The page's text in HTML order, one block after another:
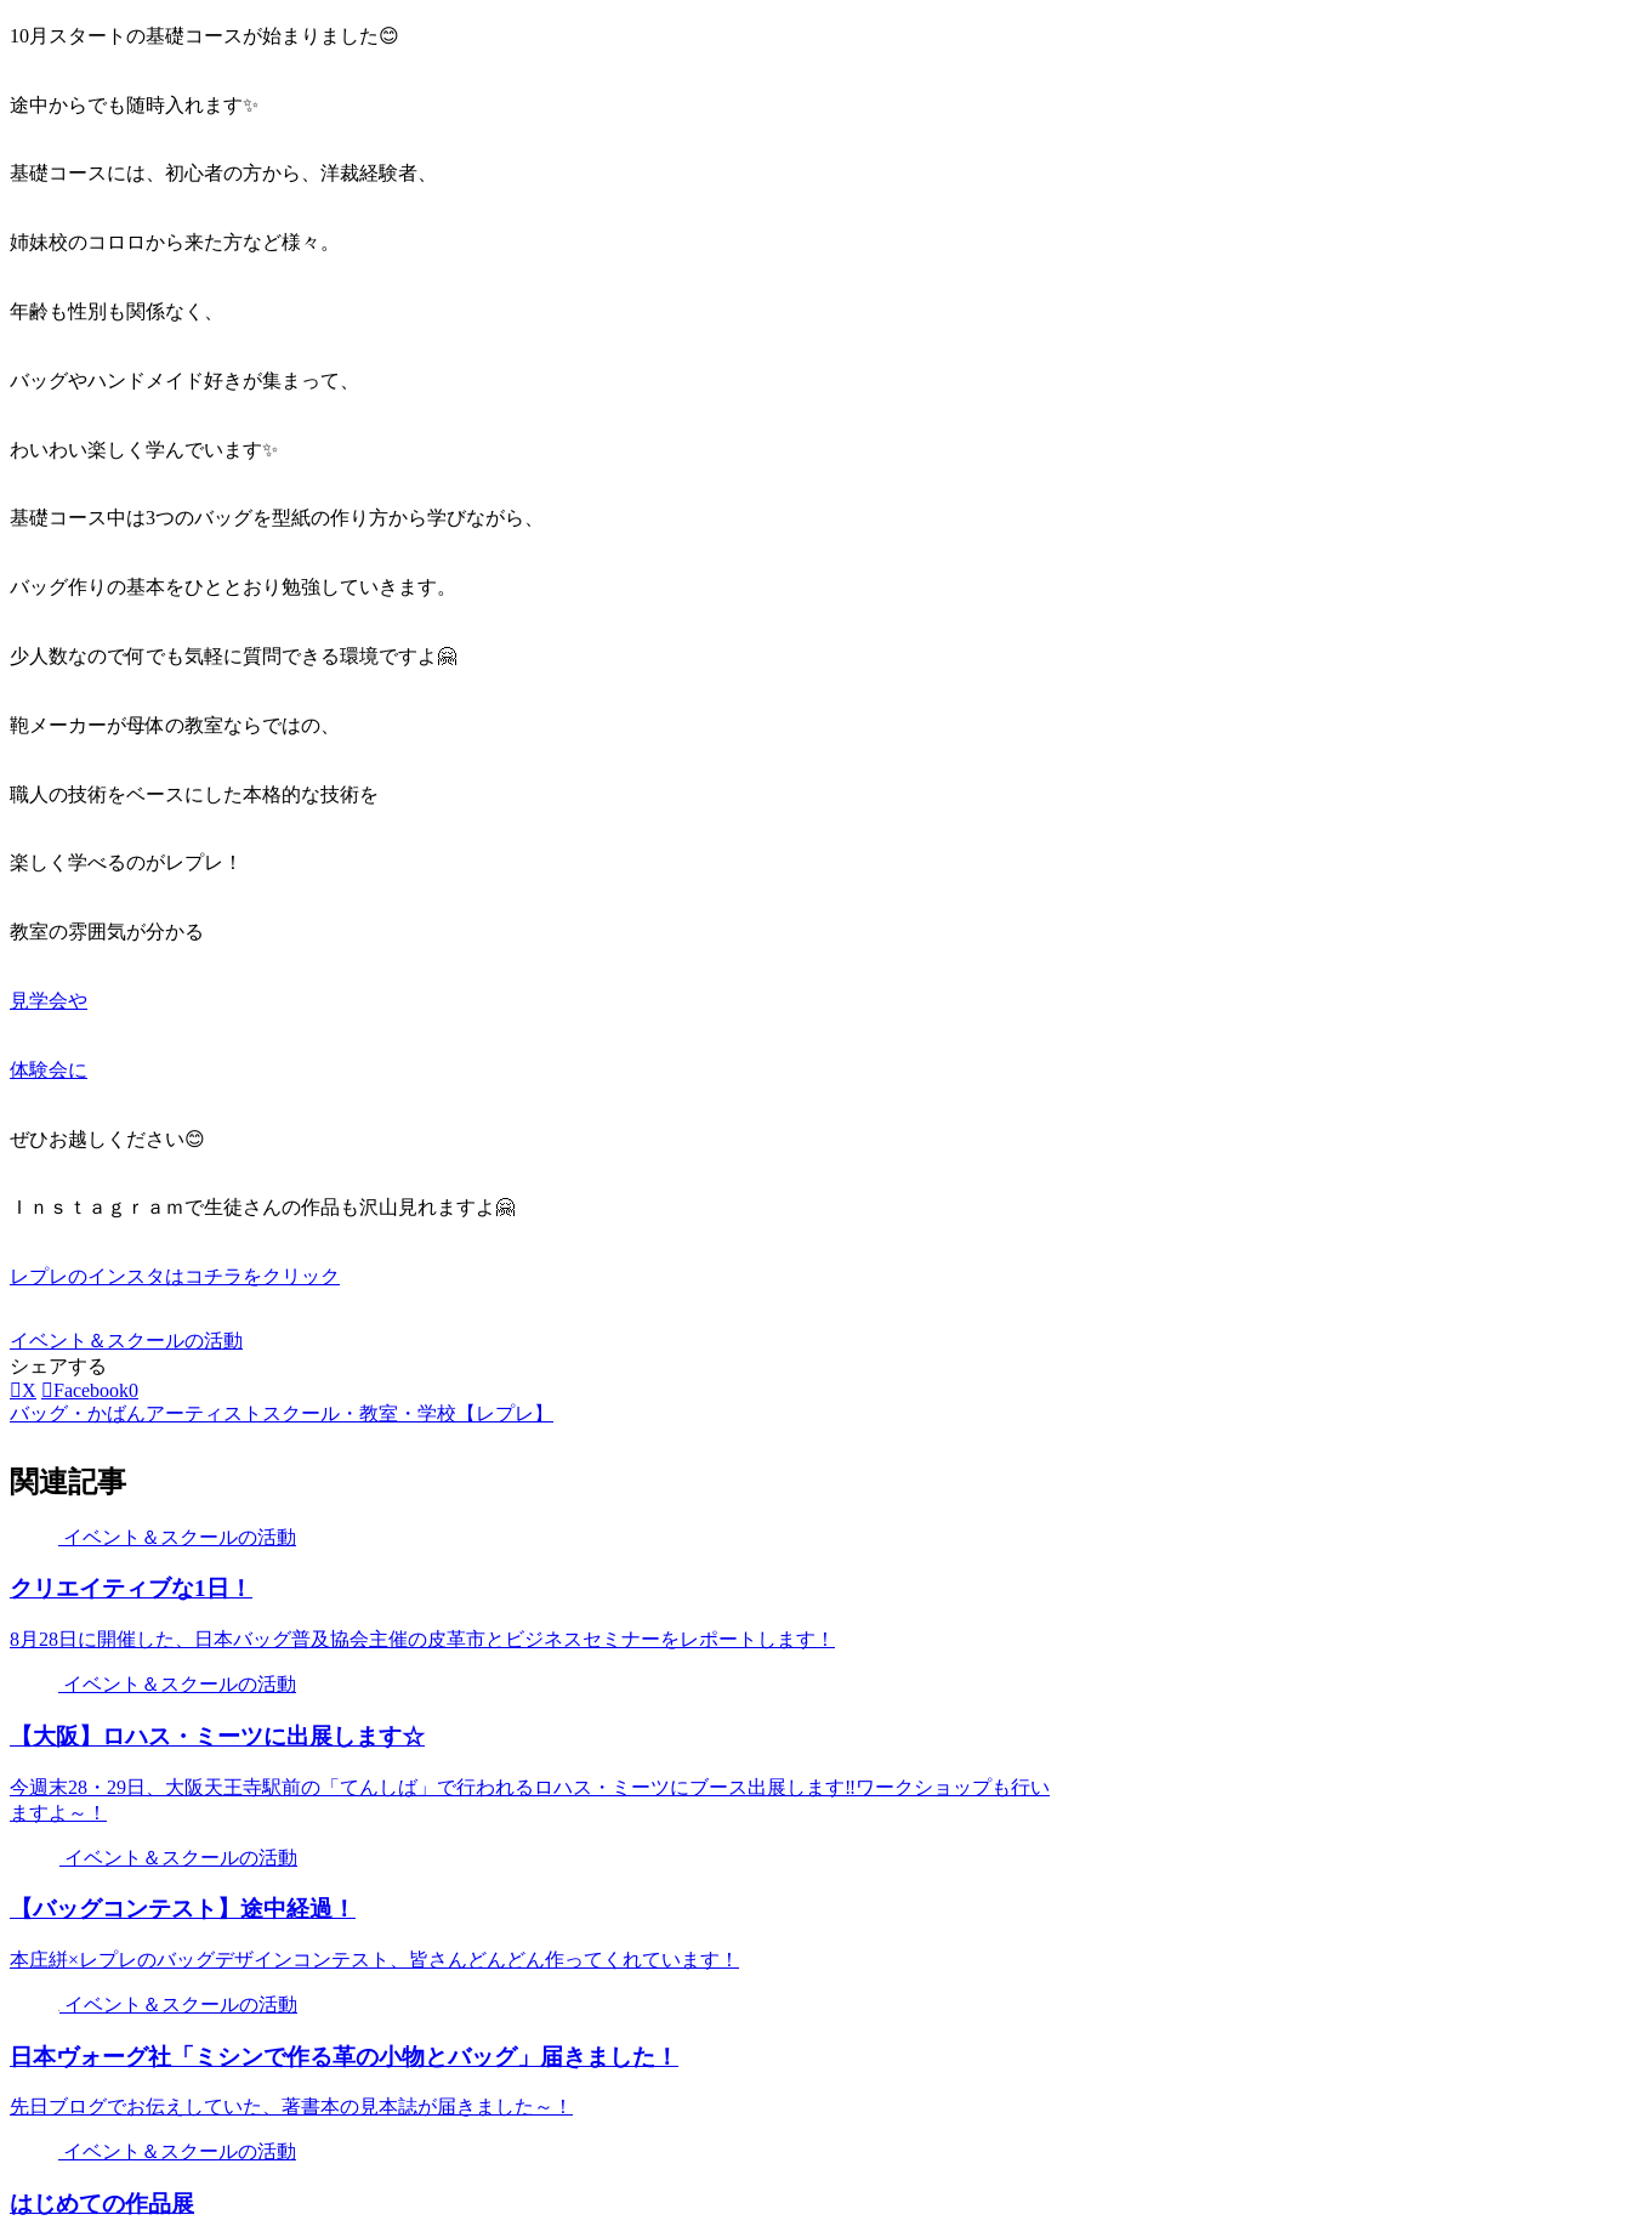
10月スタートの基礎コースが始まりました😊
途中からでも随時入れます✨
基礎コースには、初心者の方から、洋裁経験者、
姉妹校のコロロから来た方など様々。
年齢も性別も関係なく、
バッグやハンドメイド好きが集まって、
わいわい楽しく学んでいます✨
基礎コース中は3つのバッグを型紙の作り方から学びながら、
バッグ作りの基本をひととおり勉強していきます。
少人数なので何でも気軽に質問できる環境ですよ🤗
鞄メーカーが母体の教室ならではの、
職人の技術をベースにした本格的な技術を
楽しく学べるのがレプレ！
教室の雰囲気が分かる
見学会や
体験会に
ぜひお越しください😊
Ｉｎｓｔａｇｒａｍで生徒さんの作品も沢山見れますよ🤗
レプレのインスタはコチラをクリック
イベント＆スクールの活動
シェアする
X
Facebook0
バッグ・かばんアーティストスクール・教室・学校【レプレ】
関連記事
イベント＆スクールの活動
クリエイティブな1日！
8月28日に開催した、日本バッグ普及協会主催の皮革市とビジネスセミナーをレポートします！
イベント＆スクールの活動
【大阪】ロハス・ミーツに出展します☆
今週末28・29日、大阪天王寺駅前の「てんしば」で行われるロハス・ミーツにブース出展します‼ワークショップも行い
ますよ～！
イベント＆スクールの活動
【バッグコンテスト】途中経過！
本庄絣×レプレのバッグデザインコンテスト、皆さんどんどん作ってくれています！
イベント＆スクールの活動
日本ヴォーグ社「ミシンで作る革の小物とバッグ」届きました！
先日ブログでお伝えしていた、著書本の見本誌が届きました～！
イベント＆スクールの活動
はじめての作品展